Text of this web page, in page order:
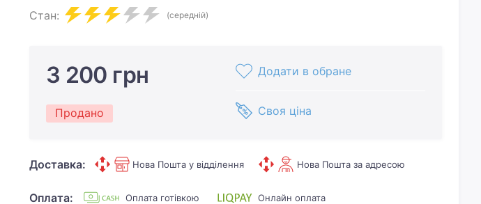
Стан: (середній)
3 200 грн
Продано
Додати в обране
Своя ціна
Доставка: Нова Пошта у відділення Нова Пошта за адресою
Оплата: Оплата готівкою Онлайн оплата